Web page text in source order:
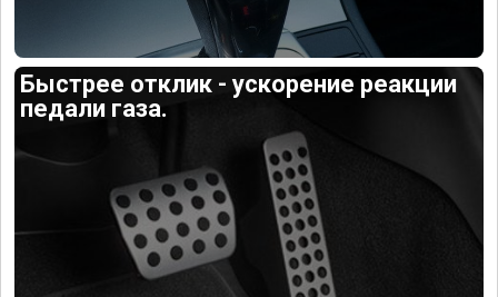
Быстрее отклик - ускорение реакции
педали газа.